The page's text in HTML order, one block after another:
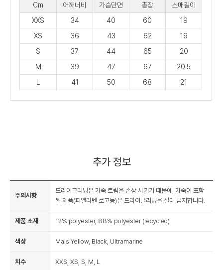
Cm 어깨너비 가슴단면 총장
소매길이
XXS
34 40 60
19
XS
36 43 62
19
S
37 44 65
20
M
39 47 67
20.5
41 50 68 21
추가 정보
주의사항
드라이크리닝은 가죽 트림을 손상 시키기 때문에, 가죽이 포함
된 제품(피엘라벤 로고등)은 드라이클리닝을 절대 금지합니다.
제품 소재 12% polyester, 88% polyester (recycled)
색상 Mais Yellow, Black, Ultramarine
치수 XXS, XS, S, M, L